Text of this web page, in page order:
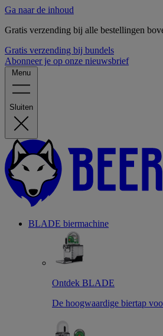
Ga naar de inhoud
Gratis verzending bij alle bestellingen
Gratis verzending bij bundels
Abonneer je op onze nieuwsbrief
Menu
Sluiten
BLADE biermachine
Ontdek BLADE
De hoogwaardige biertap